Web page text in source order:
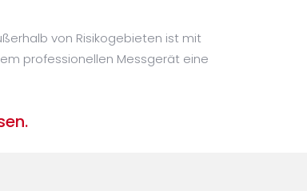
von Risikogebieten ist mit
professionellen Messgerät eine